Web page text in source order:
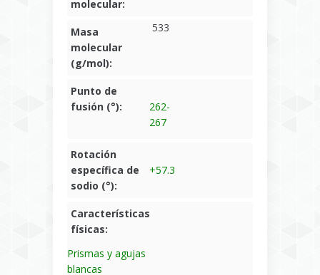
molecular:
Masa
molecular
(g/mol):
533
Punto de
fusión (°):
262-
267
Rotación
específica de
sodio (°):
+57.3
Características
físicas:
Prismas y agujas
blancas